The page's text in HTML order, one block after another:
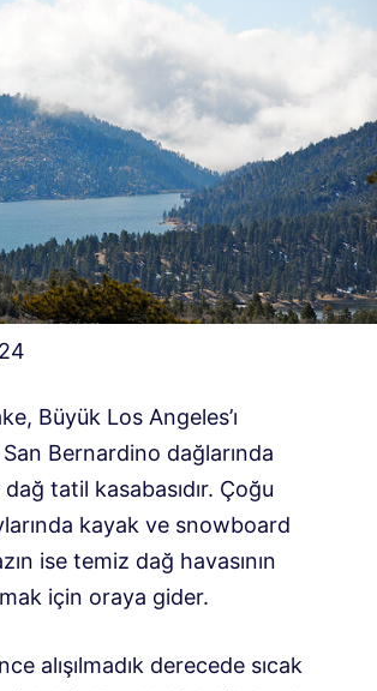
Büyük Los Angeles’ı
Bernardino dağlarında
tatil kasabasıdır. Çoğu
kayak ve snowboard
ise temiz dağ havasının
için oraya gider.
alışılmadık derecede sıcak